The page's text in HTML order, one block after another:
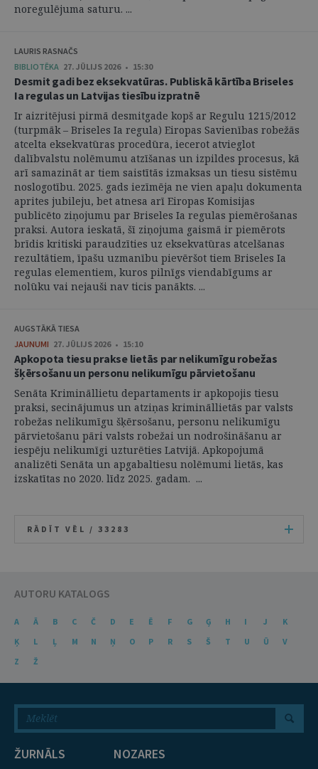
noregulējuma saturu. ...
LAURIS RASNAČS
BIBLIOTĒKA 27. JŪLIJS 2026 • 15:30
Desmit gadi bez eksekvatūras. Publiskā kārtība Briseles
Ia regulas un Latvijas tiesību izpratnē
Ir aizritējusi pirmā desmitgade kopš ar Regulu 1215/2012
(turpmāk – Briseles Ia regula) Eiropas Savienības robežās
atcelta eksekvatūras procedūra, iecerot atvieglot
dalībvalstu nolēmumu atzīšanas un izpildes procesus, kā
arī samazināt ar tiem saistītās izmaksas un tiesu sistēmu
noslogotību. 2025. gads iezīmēja ne vien apaļu dokumenta
aprites jubileju, bet atnesa arī Eiropas Komisijas
publicēto ziņojumu par Briseles Ia regulas piemērošanas
praksi. Autora ieskatā, šī ziņojuma gaismā ir piemērots
brīdis kritiski paraudzīties uz eksekvatūras atcelšanas
rezultātiem, īpašu uzmanību pievēršot tiem Briseles Ia
regulas elementiem, kuros pilnīgs viendabīgums ar
nolūku vai nejauši nav ticis panākts. ...
AUGSTĀKĀ TIESA
JAUNUMI 27. JŪLIJS 2026 • 15:10
Apkopota tiesu prakse lietās par nelikumīgu robežas
šķērsošanu un personu nelikumīgu pārvietošanu
Senāta Krimināllietu departaments ir apkopojis tiesu
praksi, secinājumus un atziņas krimināllietās par valsts
robežas nelikumīgu šķērsošanu, personu nelikumīgu
pārvietošanu pāri valsts robežai un nodrošināšanu ar
iespēju nelikumīgi uzturēties Latvijā. Apkopojumā
analizēti Senāta un apgabaltiesu nolēmumi lietās, kas
izskatītas no 2020. līdz 2025. gadam. ...
RĀDĪT VĒL / 33283
AUTORU KATALOGS
A Ā B C Č D E Ē F G Ģ H I J
K
Ķ
L Ļ M N Ņ O P R S Š T U Ū
V
Z
Ž
ŽURNĀLS
NOZARES